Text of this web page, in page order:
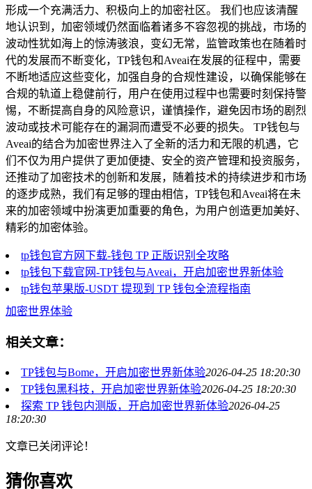
形成一个充满活力、积极向上的加密社区。 我们也应该清醒
地认识到，加密领域仍然面临着诸多不容忽视的挑战，市场的
波动性犹如海上的惊涛骇浪，变幻无常，监管政策也在随着时
代的发展而不断变化，TP钱包和Aveai在发展的征程中，需要
不断地适应这些变化，加强自身的合规性建设，以确保能够在
合规的轨道上稳健前行，用户在使用过程中也需要时刻保持警
惕，不断提高自身的风险意识，谨慎操作，避免因市场的剧烈
波动或技术可能存在的漏洞而遭受不必要的损失。 TP钱包与
Aveai的结合为加密世界注入了全新的活力和无限的机遇，它
们不仅为用户提供了更加便捷、安全的资产管理和投资服务，
还推动了加密技术的创新和发展，随着技术的持续进步和市场
的逐步成熟，我们有足够的理由相信，TP钱包和Aveai将在未
来的加密领域中扮演更加重要的角色，为用户创造更加美好、
精彩的加密体验。
tp钱包官方网下载-钱包 TP 正版识别全攻略
tp钱包下载官网-TP钱包与Aveai，开启加密世界新体验
tp钱包苹果版-USDT 提现到 TP 钱包全流程指南
加密世界体验
相关文章：
TP钱包与Bome，开启加密世界新体验2026-04-25 18:20:30
TP钱包黑科技，开启加密世界新体验2026-04-25 18:20:30
探索 TP 钱包内测版，开启加密世界新体验2026-04-25
18:20:30
文章已关闭评论！
猜你喜欢